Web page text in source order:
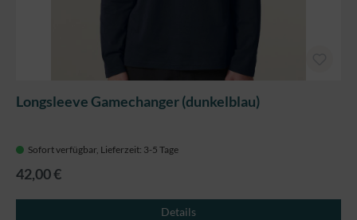
Longsleeve Gamechanger (dunkelblau)
Sofort verfügbar, Lieferzeit: 3-5 Tage
42,00 €
Details